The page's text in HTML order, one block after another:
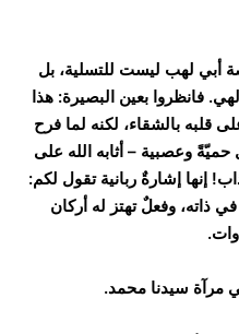
أبي لهب ليست للتسلية، بل
فانظروا بعين البصيرة: هذا
قلبه بالشقاء، لكنه لما فرح
حميّةً وعصبية – أثابه الله على
إنها إشارةٌ ربانية تقول لكم:
ذاته، وفعلٌ تهتز له أركان
مرآة سيدنا محمد.